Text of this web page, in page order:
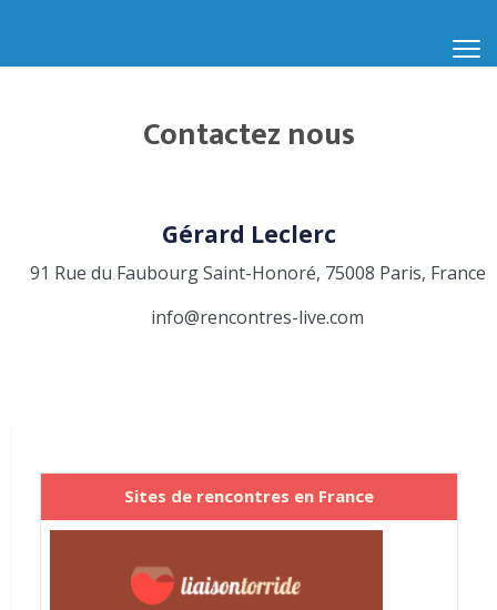
Contactez nous
Gérard Leclerc
91 Rue du Faubourg Saint-Honoré, 75008 Paris, France
info@rencontres-live.com
Sites de rencontres en France